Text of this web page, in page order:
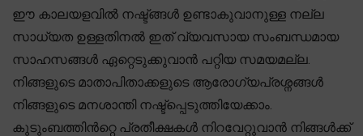
ഈ കാലയളവിൽ നഷ്ട്ങ്ങൾ ഉണ്ടാകുവാനുള്ള നല്ല
സാധ്യത ഉള്ളതിനൽ ഇത് വ്യവസായ സംബന്ധമായ
സാഹസങ്ങൾ ഏറ്റെടുക്കുവാൻ പറ്റിയ സമയമല്ല.
നിങ്ങളുടെ മാതാപിതാക്കളുടെ ആരോഗ്യപ്രശ്നങ്ങൾ
നിങ്ങളുടെ മനശാന്തി നഷ്ട്പ്പെടുത്തിയേക്കാം.
കുടുംബത്തിൻറ്റെ പ്രതീക്ഷകൾ നിറവേറ്റുവാൻ നിങ്ങൾക്ക്